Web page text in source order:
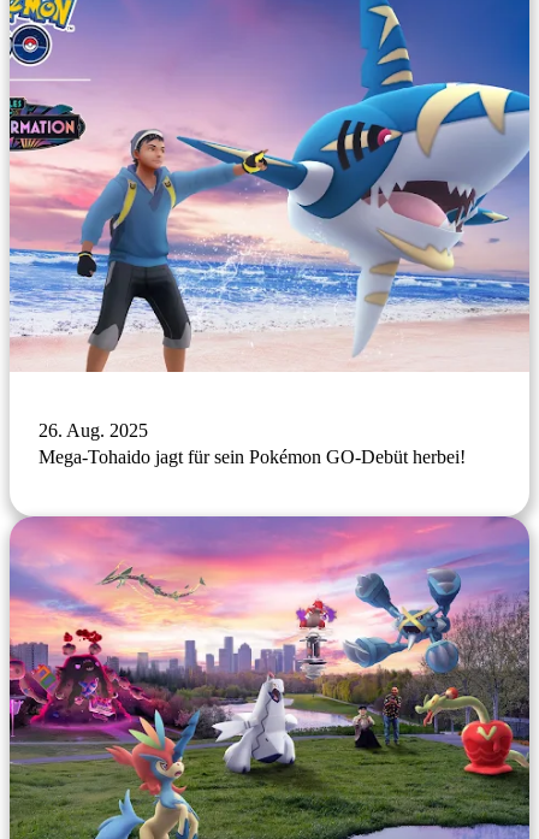
26. Aug. 2025
Mega-Tohaido jagt für sein Pokémon GO-Debüt herbei!